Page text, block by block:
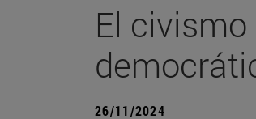
El
26/11/2024